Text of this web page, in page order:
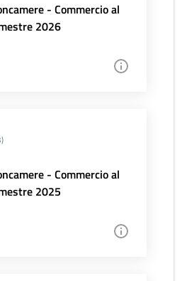
- Commercio al
2026
- Commercio al
2025